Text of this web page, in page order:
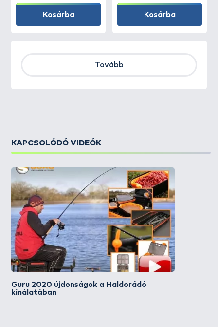
Kosárba Kosárba
Tovább
KAPCSOLÓDÓ VIDEÓK
Guru 2020 újdonságok a Haldorádó
kínálatában